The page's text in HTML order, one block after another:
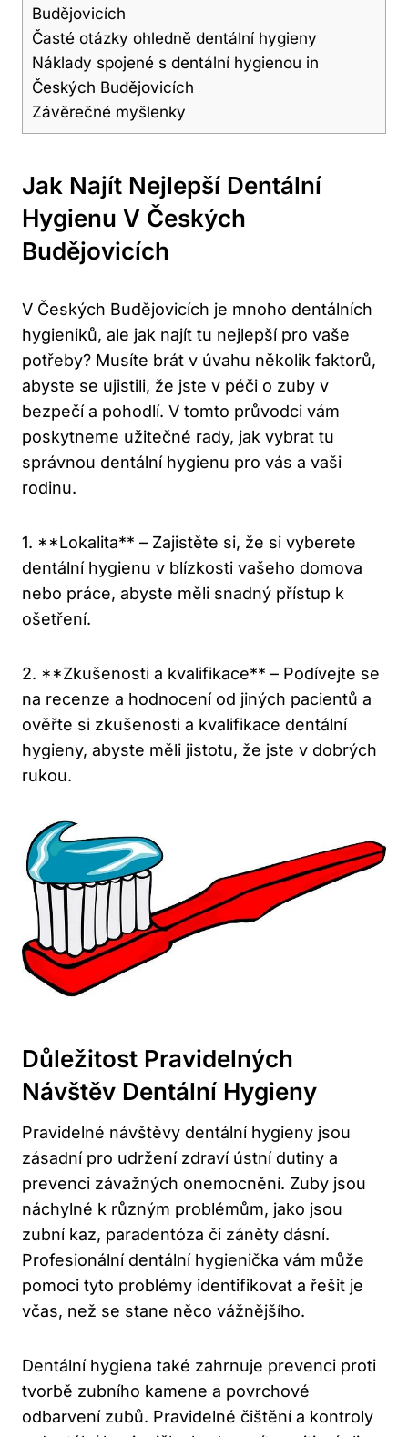
Budějovicích
Časté otázky ohledně dentální hygieny
Náklady spojené s dentální hygienou in
Českých Budějovicích
Závěrečné myšlenky
Jak Najít Nejlepší Dentální
Hygienu V Českých
Budějovicích
V Českých Budějovicích je mnoho dentálních
hygieniků, ale jak najít tu nejlepší pro vaše
potřeby? Musíte brát v úvahu několik faktorů,
abyste se ujistili, že jste v péči o zuby v
bezpečí a pohodlí. V tomto průvodci vám
poskytneme užitečné rady, jak vybrat tu
správnou dentální hygienu pro vás a vaši
rodinu.
1. **Lokalita** – Zajistěte si, že si vyberete
dentální hygienu v blízkosti vašeho domova
nebo práce, abyste měli snadný přístup k
ošetření.
2. **Zkušenosti a kvalifikace** – Podívejte se
na recenze a hodnocení od jiných pacientů a
ověřte si zkušenosti a kvalifikace dentální
hygieny, abyste měli jistotu, že jste v dobrých
rukou.
Důležitost Pravidelných
Návštěv Dentální Hygieny
Pravidelné návštěvy dentální hygieny jsou
zásadní pro udržení zdraví ústní dutiny a
prevenci závažných onemocnění. Zuby jsou
náchylné k různým problémům, jako jsou
zubní kaz, paradentóza či záněty dásní.
Profesionální dentální hygienička vám může
pomoci tyto problémy identifikovat a řešit je
včas, než se stane něco vážnějšího.
Dentální hygiena také zahrnuje prevenci proti
tvorbě zubního kamene a povrchové
odbarvení zubů. Pravidelné čištění a kontroly